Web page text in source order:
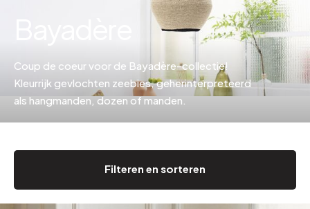
Coup de coeur voor de Bayadère-collectie!
Kleurrijk gevlochten zeebies, geherinterpreteerd
als hangmanden, dozen of manden.
Filteren en sorteren